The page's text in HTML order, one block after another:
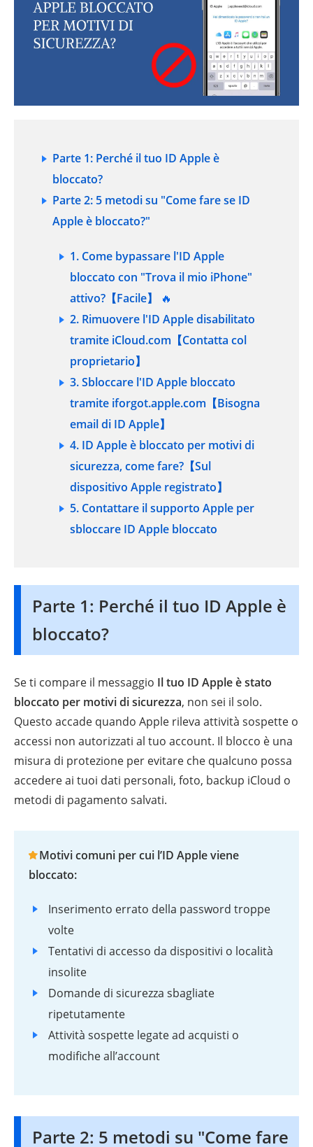
Parte 1: Perché il tuo ID Apple è
bloccato?
Parte 2: 5 metodi su "Come fare se ID
Apple è bloccato?"
1. Come bypassare l'ID Apple
bloccato con "Trova il mio iPhone"
attivo?【Facile】
🔥
2. Rimuovere l'ID Apple disabilitato
tramite iCloud.com【Contatta col
proprietario】
3. Sbloccare l'ID Apple bloccato
tramite iforgot.apple.com【Bisogna
email di ID Apple】
4. ID Apple è bloccato per motivi di
sicurezza, come fare?【Sul
dispositivo Apple registrato】
5. Contattare il supporto Apple per
sbloccare ID Apple bloccato
Parte 1: Perché il tuo ID Apple è
bloccato?
Se ti compare il messaggio Il tuo ID Apple è stato
bloccato per motivi di sicurezza, non sei il solo.
Questo accade quando Apple rileva attività sospette o
accessi non autorizzati al tuo account. Il blocco è una
misura di protezione per evitare che qualcuno possa
accedere ai tuoi dati personali, foto, backup iCloud o
metodi di pagamento salvati.
Motivi comuni per cui l’ID Apple viene
bloccato:
Inserimento errato della password troppe
volte
Tentativi di accesso da dispositivi o località
insolite
Domande di sicurezza sbagliate
ripetutamente
Attività sospette legate ad acquisti o
modifiche all’account
Parte 2: 5 metodi su "Come fare